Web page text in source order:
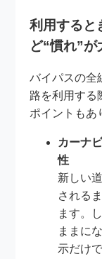
利用する
ど“慣れ”が
バイパスの全
路を利用する
ポイントもあ
カーナ
性
新しい
される
ます。
ままに
示だけ